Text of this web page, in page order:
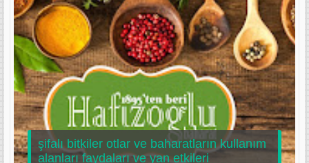
şifalı bitkiler otlar ve baharatların kullanım
alanları faydaları ve yan etkileri